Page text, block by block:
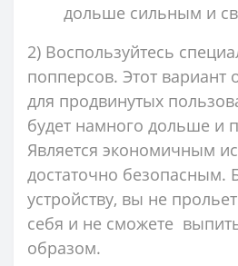
дольше сильным и
2) Воспользуйтесь
попперсов. Этот вариант
для продвинутых
будет намного дольше и
Является экономичным
достаточно безопасным.
устройству, вы не
себя и не сможете
образом.